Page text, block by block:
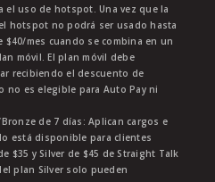
el uso de hotspot. Una vez que la
hotspot no podrá ser usado hasta
mes cuando se combina en un
móvil. El plan móvil debe
recibiendo el descuento de
no es elegible para Auto Pay ni
de 7 días: Aplican cargos e
está disponible para clientes
$35 y Silver de $45 de Straight Talk
plan Silver solo pueden